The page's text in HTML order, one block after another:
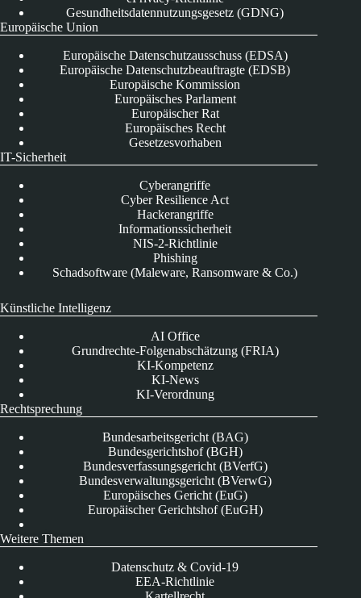
Gesundheitsdatennutzungsgesetz (GDNG)
Europäische Union
Europäische Datenschutzausschuss (EDSA)
Europäische Datenschutzbeauftragte (EDSB)
Europäische Kommission
Europäisches Parlament
Europäischer Rat
Europäisches Recht
Gesetzesvorhaben
IT-Sicherheit
Cyberangriffe
Cyber Resilience Act
Hackerangriffe
Informationssicherheit
NIS-2-Richtlinie
Phishing
Schadsoftware (Maleware, Ransomware & Co.)
Künstliche Intelligenz
AI Office
Grundrechte-Folgenabschätzung (FRIA)
KI-Kompetenz
KI-News
KI-Verordnung
Rechtsprechung
Bundesarbeitsgericht (BAG)
Bundesgerichtshof (BGH)
Bundesverfassungsgericht (BVerfG)
Bundesverwaltungsgericht (BVerwG)
Europäisches Gericht (EuG)
Europäischer Gerichtshof (EuGH)
Weitere Themen
Datenschutz & Covid-19
EEA-Richtlinie